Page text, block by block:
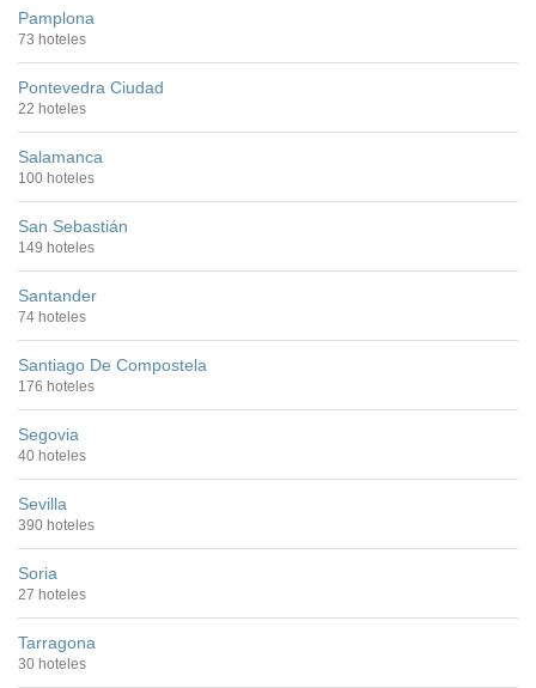
Pamplona
73 hoteles
Pontevedra Ciudad
22 hoteles
Salamanca
100 hoteles
San Sebastián
149 hoteles
Santander
74 hoteles
Santiago De Compostela
176 hoteles
Segovia
40 hoteles
Sevilla
390 hoteles
Soria
27 hoteles
Tarragona
30 hoteles